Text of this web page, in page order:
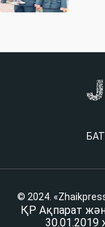
© 2024.
ҚР Ақпарат
30.01.2019